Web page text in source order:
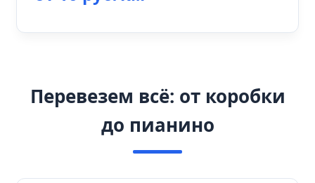
Перевезем всё: от коробки
до пианино